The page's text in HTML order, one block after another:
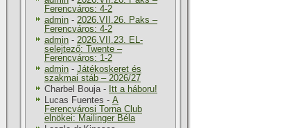
Ferencváros: 4-2
admin - 2026.VII.26. Paks –
Ferencváros: 4-2
admin - 2026.VII.23. EL-
selejtező: Twente –
Ferencváros: 1-2
admin - Játékoskeret és
szakmai stáb – 2026/27
Charbel Bouja- Itt a háboru!
Lucas Fuentes - A
Ferencvárosi Torna Club
elnökei: Mailinger Béla